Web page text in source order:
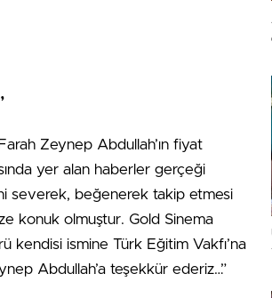
Zeynep Abdullah’ın fiyat
yer alan haberler gerçeği
severek, beğenerek takip etmesi
konuk olmuştur. Gold Sinema
kendisi ismine Türk Eğitim Vakfı’na
Abdullah’a teşekkür ederiz…”